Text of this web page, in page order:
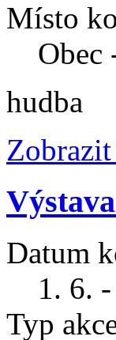
Místo
Obec
hudba
Datum
1. 6.
Typ